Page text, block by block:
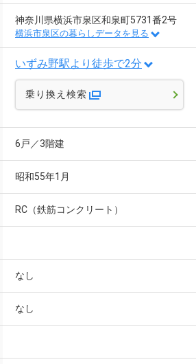
神奈川県横浜市泉区和泉町5731番2号
横浜市泉区の暮らしデータを見る
いずみ野駅より徒歩で2分
乗り換え検索
6戸／3階建
昭和55年1月
RC（鉄筋コンクリート）
なし
なし